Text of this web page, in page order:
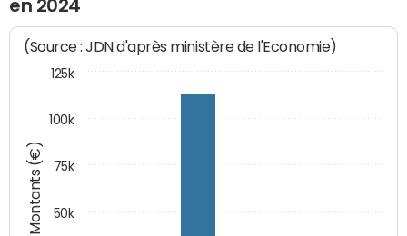
en 2024
Montants (€)
(Source : JDN d'après ministère de l'Economie)
50k
75k
100k
125k